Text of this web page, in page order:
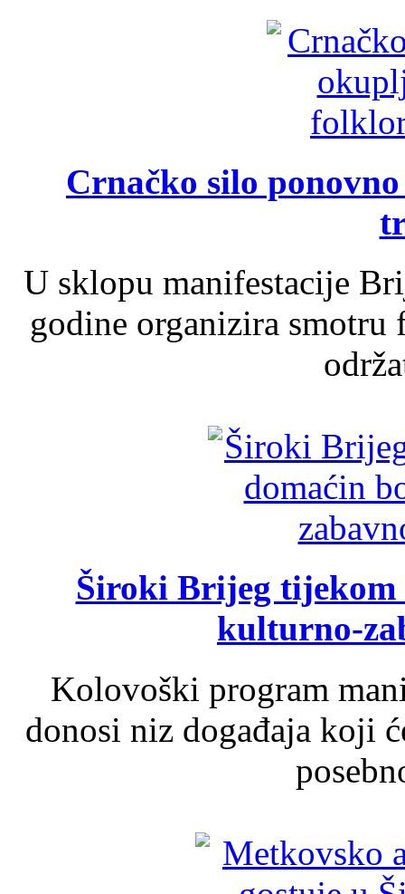
Crnačko silo
U sklopu manifestacije
godine organizira
Široki Brijeg tijekom
kulturno-
Kolovoški program
donosi niz događaja koji